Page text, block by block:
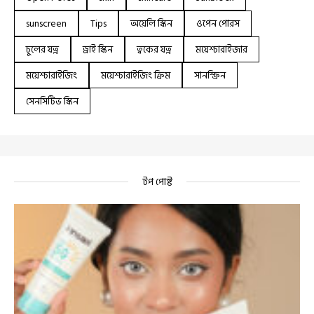
sunscreen
Tips অয়েলি স্কিন
ওপেন পোরস
চুলের যত্ন
ড্রাই স্কিন ত্বকের যত্ন
ময়েশ্চারাইজার
ময়েশ্চারাইজিং
ময়েশ্চারাইজিং ক্রিম
সানস্ক্রিন
সেনসিটিভ স্কিন
টপ পোষ্ট